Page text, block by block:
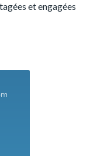
et engagées